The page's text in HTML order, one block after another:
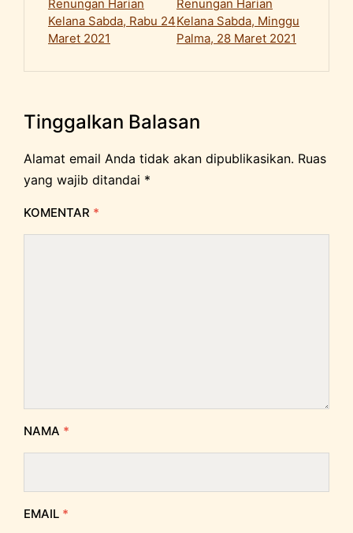
Renungan Harian
Kelana Sabda, Rabu 24
Maret 2021
Renungan Harian
Kelana Sabda, Minggu
Palma, 28 Maret 2021
Tinggalkan Balasan
Alamat email Anda tidak akan dipublikasikan. Ruas
yang wajib ditandai *
KOMENTAR *
NAMA *
EMAIL *